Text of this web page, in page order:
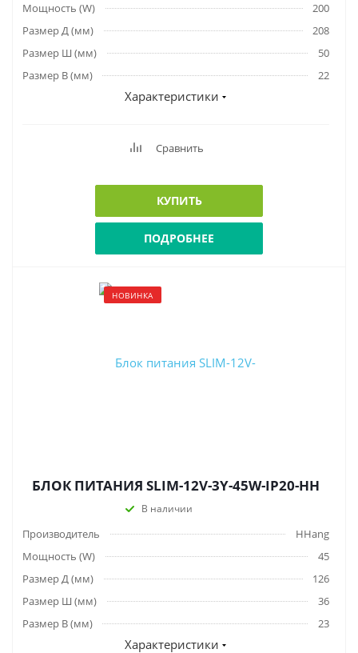
Мощность (W)
200
Размер Д (мм)
208
Размер Ш (мм)
50
Размер В (мм)
22
Характеристики
Сравнить
КУПИТЬ
ПОДРОБНЕЕ
НОВИНКА
БЛОК ПИТАНИЯ SLIM-12V-3Y-45W-IP20-HH
В наличии
Производитель
HHang
Мощность (W)
45
Размер Д (мм)
126
Размер Ш (мм)
36
Размер В (мм)
23
Характеристики